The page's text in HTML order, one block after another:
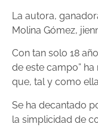
La autora,
Molina Gómez,
Con tan solo 18
de este campo”
que, tal y como
Se ha decantado
la simplicidad de